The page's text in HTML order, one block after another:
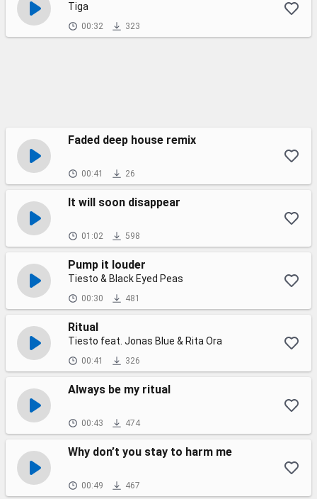
Tiga
00:32 323
Faded deep house remix
00:41 26
It will soon disappear
01:02 598
Pump it louder
Tiesto & Black Eyed Peas
00:30 481
Ritual
Tiesto feat. Jonas Blue & Rita Ora
00:41 326
Always be my ritual
00:43 474
Why don’t you stay to harm me
00:49 467